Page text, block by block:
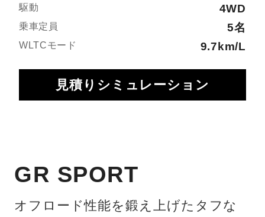
駆動 4WD
乗車定員 5名
WLTCモード 9.7km/L
見積りシミュレーション
GR SPORT
オフロード性能を鍛え上げたタフな